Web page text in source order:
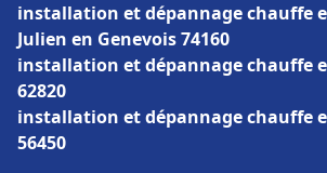
installation et dépannage chauffe
Julien en Genevois 74160
installation et dépannage chauffe
62820
installation et dépannage chauffe
56450